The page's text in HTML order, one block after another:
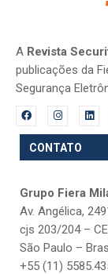
A Revista
publicações da
Segurança
CONTATO
Grupo Fiera
Av. Angélica,
cjs 203/204 –
São Paulo –
+55 (11)